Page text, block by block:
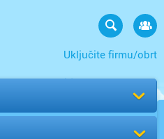
Uključite firmu/obrt